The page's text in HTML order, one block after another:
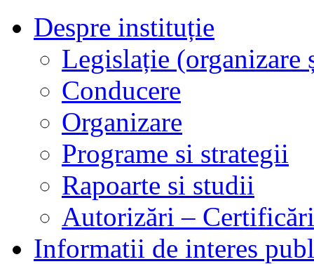
Despre instituție
Legislație
Conducere
Organizare
Programe si strategii
Rapoarte si studii
Autorizări –
Informatii de interes